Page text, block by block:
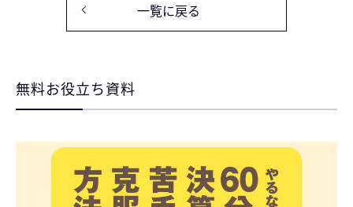
一覧に戻る
無料お役立ち資料